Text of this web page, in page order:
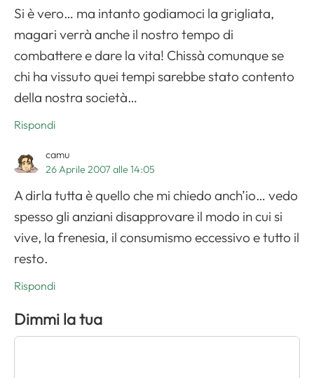
Si è vero… ma intanto godiamoci la grigliata,
magari verrà anche il nostro tempo di
combattere e dare la vita! Chissà comunque se
chi ha vissuto quei tempi sarebbe stato contento
della nostra società…
Rispondi
camu
26 Aprile 2007 alle 14:05
A dirla tutta è quello che mi chiedo anch’io… vedo
spesso gli anziani disapprovare il modo in cui si
vive, la frenesia, il consumismo eccessivo e tutto il
resto.
Rispondi
Dimmi la tua